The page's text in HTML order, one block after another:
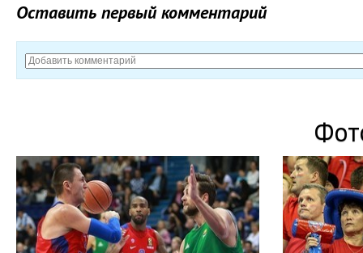
Оставить первый комментарий